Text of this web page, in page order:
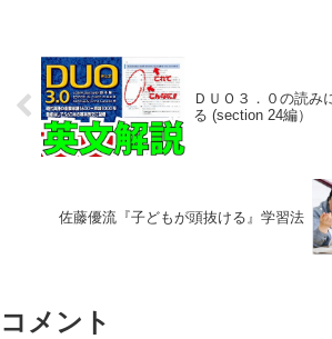
ＤＵＯ３．０の読み
る (section 24編）
佐藤優流『子どもが頭抜ける』学習法
コメント